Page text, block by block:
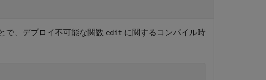
で、デプロイ不可能な関数 edit に関するコンパイル時